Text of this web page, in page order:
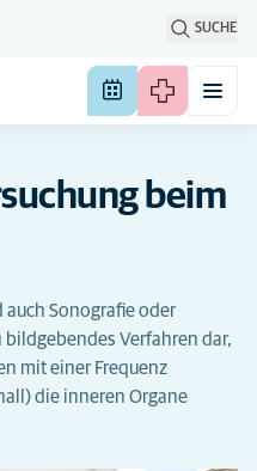
SUCHE
beim
Sonografie oder
Verfahren dar,
mit einer Frequenz
die inneren Organe